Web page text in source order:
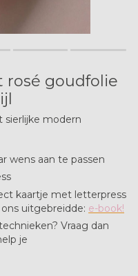
rosé goudfolie
modern
wens aan te passen
kaartje met letterpress
uitgebreidde: e-book!
Vraag dan
je